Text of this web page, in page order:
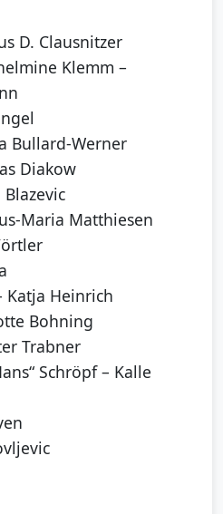
D. Clausnitzer
Klemm –
Bullard-Werner
Diakow
Maria Matthiesen
Katja Heinrich
Bohning
Trabner
Schröpf – Kalle